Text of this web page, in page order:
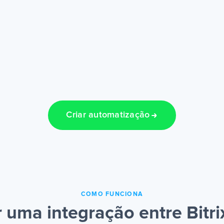
Criar automatização
COMO FUNCIONA
uma integração entre